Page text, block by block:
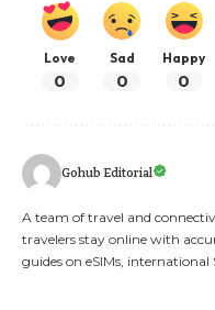
Love
0
Sad
0
Happy
0
Gohub Editorial
A team of travel and
travelers stay online with
guides on eSIMs, international